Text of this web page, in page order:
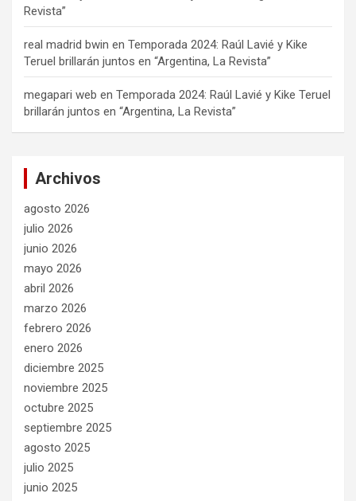
Revista”
real madrid bwin en Temporada 2024: Raúl Lavié y Kike
Teruel brillarán juntos en “Argentina, La Revista”
megapari web en Temporada 2024: Raúl Lavié y Kike Teruel
brillarán juntos en “Argentina, La Revista”
Archivos
agosto 2026
julio 2026
junio 2026
mayo 2026
abril 2026
marzo 2026
febrero 2026
enero 2026
diciembre 2025
noviembre 2025
octubre 2025
septiembre 2025
agosto 2025
julio 2025
junio 2025